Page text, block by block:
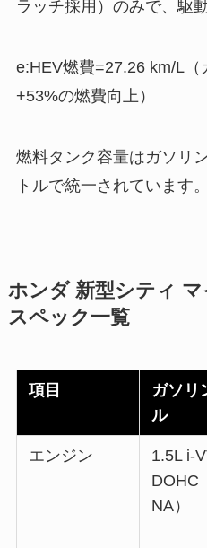
ラッチ採用）のみで、駆
e:HEV燃費=27.26 km/L（
+53%の燃費向上）
燃料タンク容量はガソリ
トルで統一されています。
ホンダ 新型シティ
スペック一覧
項目
ガソリ
ル
エンジン
1.5L i-
DOHC
NA）